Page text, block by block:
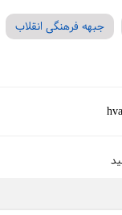
جبهه فرهنگی انقلاب